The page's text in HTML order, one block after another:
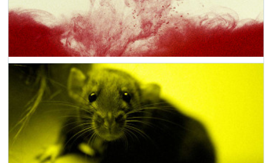
Новий тест виявляє депресію в зразках
крові
11 Квітня 2021 р.